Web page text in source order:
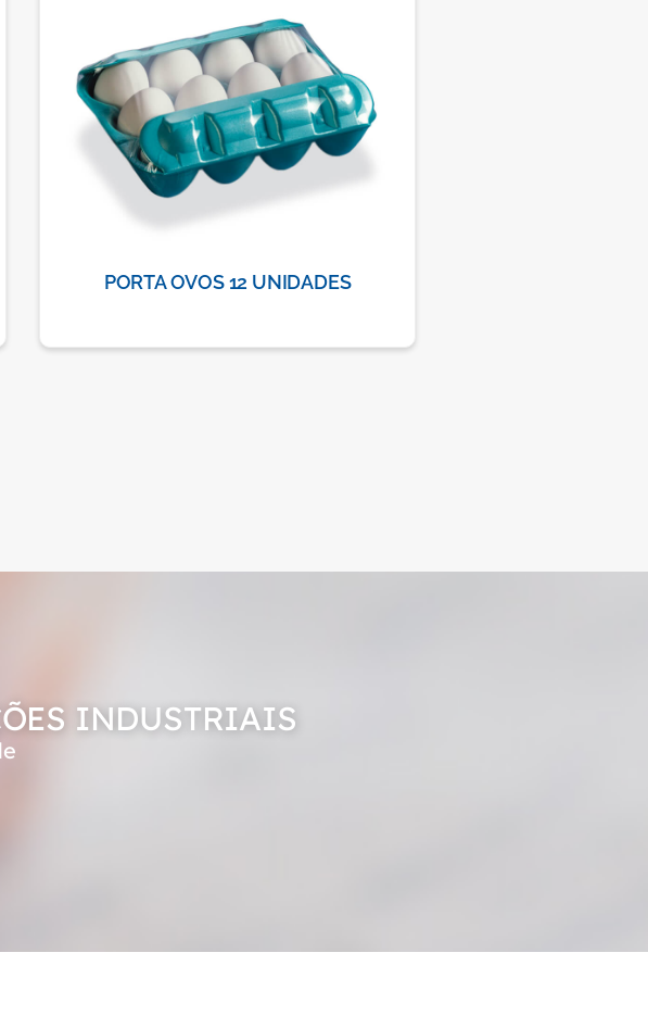
PORTA OVOS 12 UNIDADES
INDUSTRIAIS